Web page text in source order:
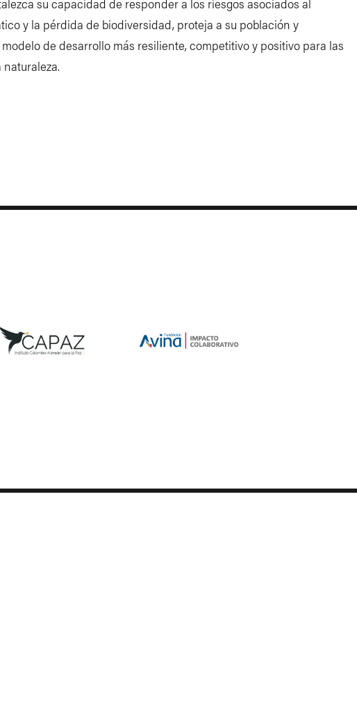
y la pérdida de biodiversidad, proteja a su población y
de desarrollo más resiliente, competitivo y positivo para las